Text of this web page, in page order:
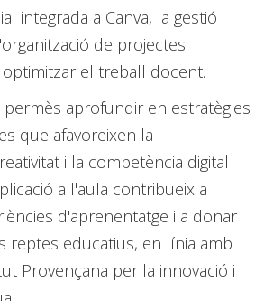
integrada a Canva, la gestió
de projectes
optimitzar el treball docent.
permès aprofundir en estratègies
que afavoreixen la
i la competència digital
a l'aula contribueix a
d'aprenentatge i a donar
reptes educatius, en línia amb
Provençana per la innovació i